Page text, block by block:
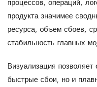
процессов, операций,
продукта значимее
ресурса, объем сбоев,
стабильность главных
Визуализация
быстрые сбои, но и